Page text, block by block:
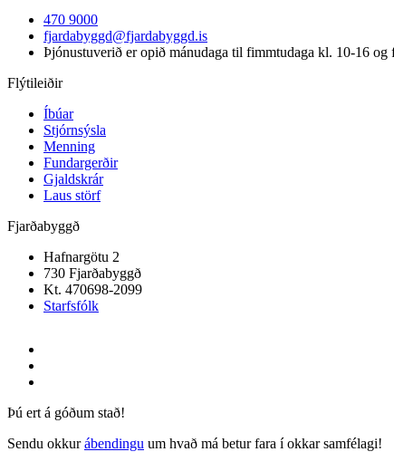
470 9000
fjardabyggd@fjardabyggd.is
Þjónustuverið er opið mánudaga til fimmtudaga kl. 10-16 og
Flýtileiðir
Íbúar
Stjórnsýsla
Menning
Fundargerðir
Gjaldskrár
Laus störf
Fjarðabyggð
Hafnargötu 2
730 Fjarðabyggð
Kt. 470698-2099
Starfsfólk
Þú ert á góðum stað!
Sendu okkurábendingu um hvað má betur fara í okkar samfélagi!